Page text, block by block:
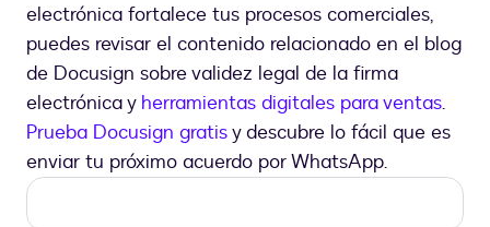
electrónica fortalece tus procesos comerciales,
puedes revisar el contenido relacionado en el blog
de Docusign sobre validez legal de la firma
electrónica y herramientas digitales para ventas.
Prueba Docusign gratisy descubre lo fácil que es
enviar tu próximo acuerdo por WhatsApp.